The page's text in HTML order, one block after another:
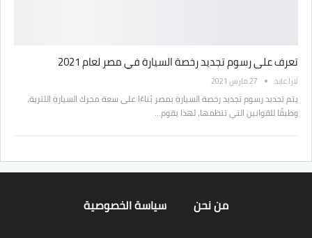
تعرف على رسوم تجديد رخصة السيارة في مصر لعام 2021
لارا عابد 27 مارس 2021
يتم تحديد رسوم تجديد رخصة السيارة بمصر بُناءًا على سعة محرك السيارة اللترية،
وطبقًا للقوانين التي تنظمها، لهذا يقوم…
من نحن سياسة الخصوصية